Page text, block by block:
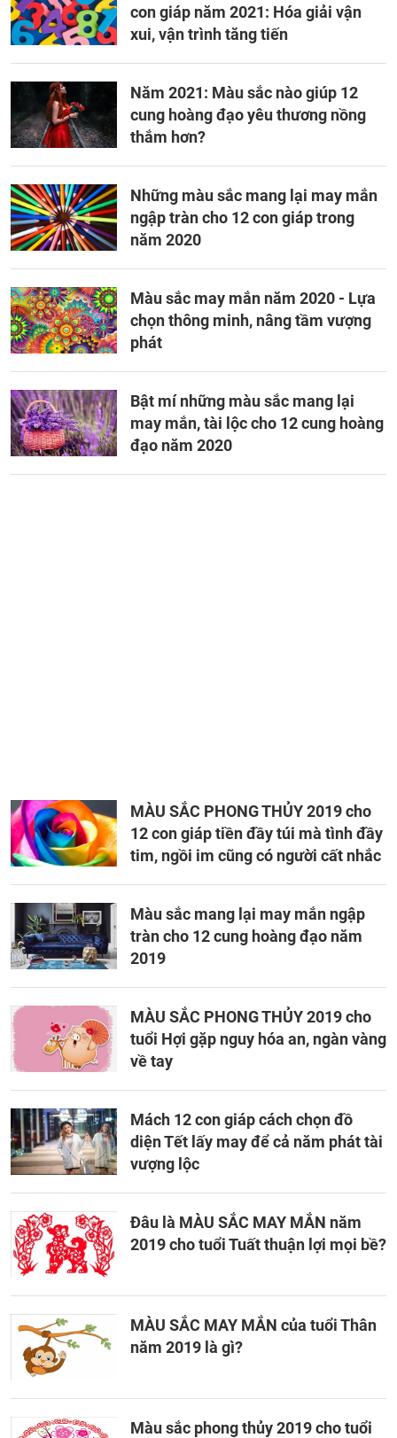
con giáp năm 2021: Hóa giải vận
xui, vận trình tăng tiến
Năm 2021: Màu sắc nào giúp 12
cung hoàng đạo yêu thương nồng
thắm hơn?
Những màu sắc mang lại may mắn
ngập tràn cho 12 con giáp trong
năm 2020
Màu sắc may mắn năm 2020 - Lựa
chọn thông minh, nâng tầm vượng
phát
Bật mí những màu sắc mang lại
may mắn, tài lộc cho 12 cung hoàng
đạo năm 2020
MÀU SẮC PHONG THỦY 2019 cho
12 con giáp tiền đầy túi mà tình đầy
tim, ngồi im cũng có người cất nhắc
Màu sắc mang lại may mắn ngập
tràn cho 12 cung hoàng đạo năm
2019
MÀU SẮC PHONG THỦY 2019 cho
tuổi Hợi gặp nguy hóa an, ngàn vàng
về tay
Mách 12 con giáp cách chọn đồ
diện Tết lấy may để cả năm phát tài
vượng lộc
Đâu là MÀU SẮC MAY MẮN năm
2019 cho tuổi Tuất thuận lợi mọi bề?
MÀU SẮC MAY MẮN của tuổi Thân
năm 2019 là gì?
Màu sắc phong thủy 2019 cho tuổi